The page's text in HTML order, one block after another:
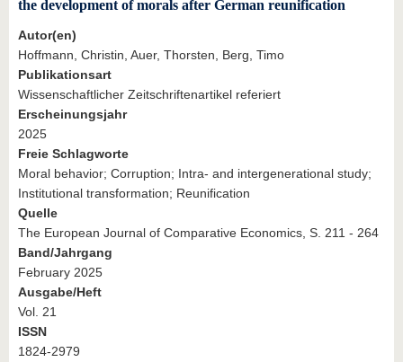
the development of morals after German reunification
Autor(en)
Hoffmann, Christin, Auer, Thorsten, Berg, Timo
Publikationsart
Wissenschaftlicher Zeitschriftenartikel referiert
Erscheinungsjahr
2025
Freie Schlagworte
Moral behavior; Corruption; Intra- and intergenerational study;
Institutional transformation; Reunification
Quelle
The European Journal of Comparative Economics, S. 211 - 264
Band/Jahrgang
February 2025
Ausgabe/Heft
Vol. 21
ISSN
1824-2979